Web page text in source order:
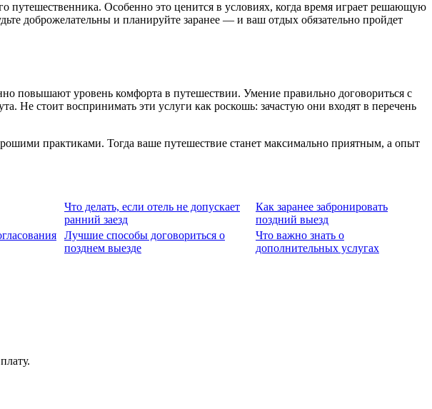
Особенно это ценится в условиях, когда время играет решающую
доброжелательны и планируйте заранее — и ваш отдых обязательно пройдет
повышают уровень комфорта в путешествии. Умение правильно договориться с
Не стоит воспринимать эти услуги как роскошь: зачастую они входят в перечень
практиками. Тогда ваше путешествие станет максимально приятным, а опыт
Что делать, если отель не допускает
ранний заезд
Как заранее забронировать
поздний выезд
Лучшие способы договориться о
позднем выезде
Что важно знать о
дополнительных услугах